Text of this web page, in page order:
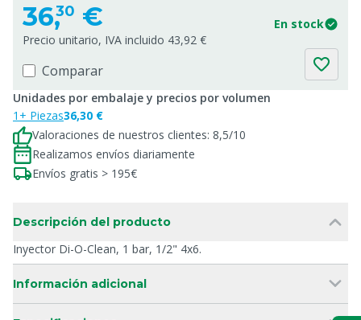
36,30 €
En stock
Precio unitario, IVA incluido 43,92 €
Comparar
Unidades por embalaje y precios por volumen
1+ Piezas36,30 €
Valoraciones de nuestros clientes: 8,5/10
Realizamos envíos diariamente
Envíos gratis > 195€
Descripción del producto
Inyector Di-O-Clean, 1 bar, 1/2" 4x6.
Información adicional